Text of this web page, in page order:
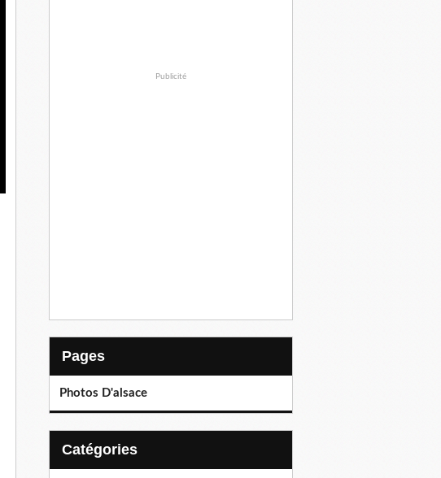
Publicité
Pages
Photos D'alsace
Catégories